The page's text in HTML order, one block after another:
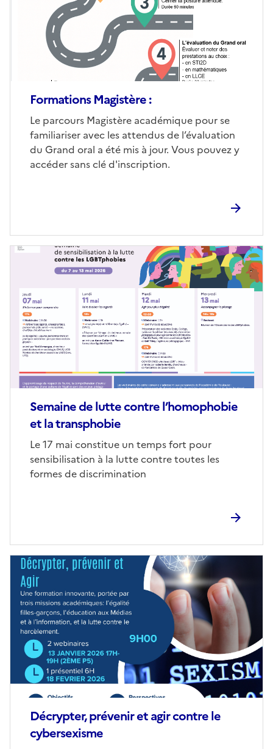
Formations Magistère :
Corps
Le parcours Magistère académique pour se
familiariser avec les attendus de l’évaluation
du Grand oral a été mis à jour. Vous pouvez y
accéder sans clé d'inscription.
Semaine de lutte contre l’homophobie
et la transphobie
Corps
Le 17 mai constitue un temps fort pour
sensibilisation à la lutte contre toutes les
formes de discrimination
Image
(conseillée)
Décrypter, prévenir et agir contre le
cybersexisme
Image
de
couverture
(conseillée)